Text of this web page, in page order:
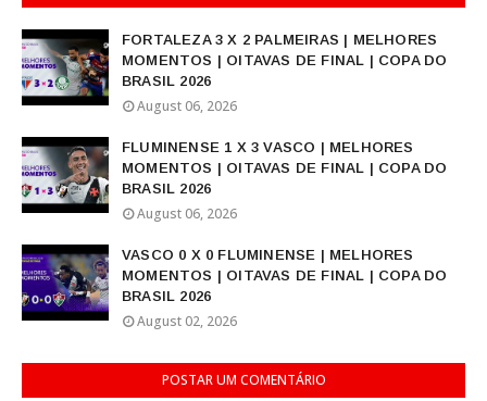
FORTALEZA 3 X 2 PALMEIRAS | MELHORES
MOMENTOS | OITAVAS DE FINAL | COPA DO
BRASIL 2026
August 06, 2026
FLUMINENSE 1 X 3 VASCO | MELHORES
MOMENTOS | OITAVAS DE FINAL | COPA DO
BRASIL 2026
August 06, 2026
VASCO 0 X 0 FLUMINENSE | MELHORES
MOMENTOS | OITAVAS DE FINAL | COPA DO
BRASIL 2026
August 02, 2026
POSTAR UM COMENTÁRIO